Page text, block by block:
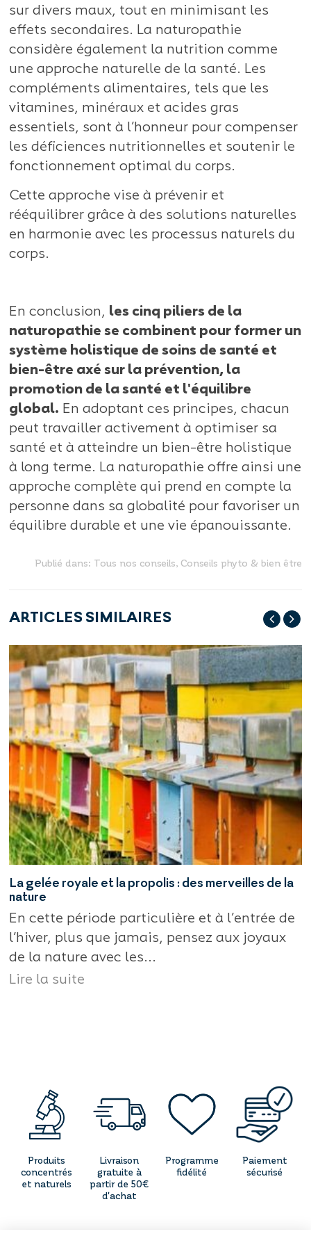
sur divers maux, tout en minimisant les
effets secondaires. La naturopathie
considère également la nutrition comme
une approche naturelle de la santé. Les
compléments alimentaires, tels que les
vitamines, minéraux et acides gras
essentiels, sont à l’honneur pour compenser
les déficiences nutritionnelles et soutenir le
fonctionnement optimal du corps.
Cette approche vise à prévenir et
rééquilibrer grâce à des solutions naturelles
en harmonie avec les processus naturels du
corps.
En conclusion, les cinq piliers de la
naturopathie se combinent pour former un
système holistique de soins de santé et
bien-être axé sur la prévention, la
promotion de la santé et l'équilibre
global. En adoptant ces principes, chacun
peut travailler activement à optimiser sa
santé et à atteindre un bien-être holistique
à long terme. La naturopathie offre ainsi une
approche complète qui prend en compte la
personne dans sa globalité pour favoriser un
équilibre durable et une vie épanouissante.
Publié dans: Tous nos conseils, Conseils phyto & bien être
ARTICLES SIMILAIRES
La gelée royale et la propolis : des merveilles de la
nature
En cette période particulière et à l’entrée de
l’hiver, plus que jamais, pensez aux joyaux
de la nature avec les...
Lire la suite
Produits
concentrés
et naturels
Livraison
gratuite à
partir de 50€
d'achat
Programme
fidélité
Paiement
sécurisé